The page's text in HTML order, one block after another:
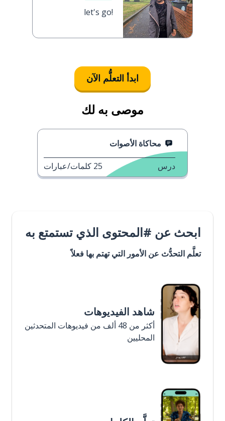
let's go!
ابدأ التعلُّم الآن
موصى به لك
محاكاة الأصوات
درس 25 كلمات/عبارات
ابحث عن #المحتوى الذي تستمتع به
تعلَّم التحدُّث عن الأمور التي تهتم بها فعلاً
شاهد الفيديوهات
أكثر من 48 ألف من فيديوهات المتحدثين
المحليين